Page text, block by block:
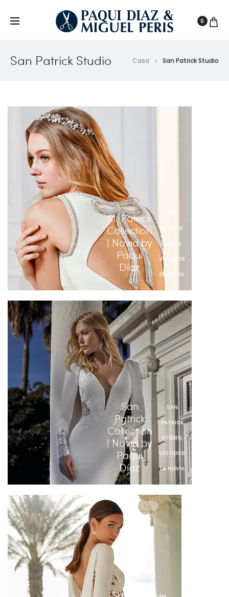
0
San Patrick Studio Casa San Patrick Studio
St. Patrick
Collection
| Novia by
Paqui
Díaz
PATRICK
STUDIO,
VESTIDOS
DE NOVIA
San
Patrick
Collection
| Novia by
Paqui
Díaz
SAN
PATRICK
STUDIO,
VESTIDOS
DE NOVIA